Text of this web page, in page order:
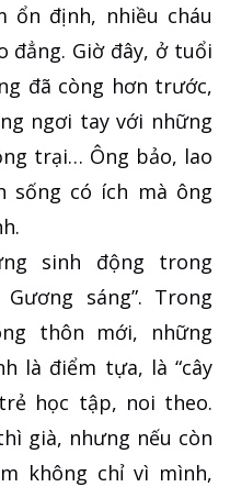
ổn định, nhiều cháu
đẳng. Giờ đây, ở tuổi
đã còng hơn trước,
ngơi tay với những
trại… Ông bảo, lao
sống có ích mà ông
sinh động trong
sáng”. Trong
thôn mới, những
là điểm tựa, là “cây
học tập, noi theo.
già, nhưng nếu còn
không chỉ vì mình,